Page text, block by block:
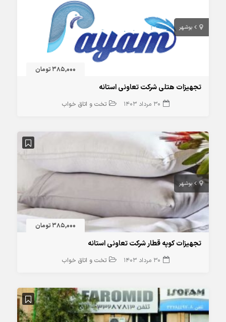
بوشهر
385,000 تومان
تجهیزات هتلی شرکت تعاونی استانه
30 مرداد 1403 تخت و اتاق خواب
بوشهر
385,000 تومان
تجهیزات کوپه قطار شرکت تعاونی استانه
30 مرداد 1403 تخت و اتاق خواب